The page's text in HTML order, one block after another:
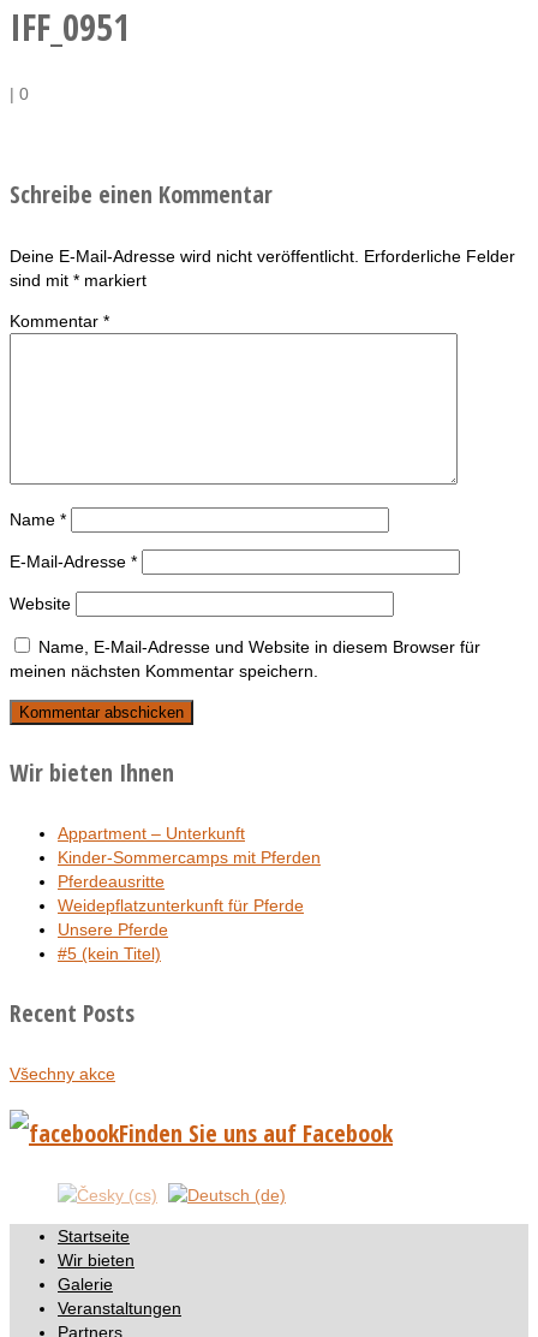
IFF_0951
| 0
Schreibe einen Kommentar
Deine E-Mail-Adresse wird nicht veröffentlicht. Erforderliche Felder
sind mit * markiert
Kommentar *
Name *
E-Mail-Adresse *
Website
Name, E-Mail-Adresse und Website in diesem Browser für
meinen nächsten Kommentar speichern.
Wir bieten Ihnen
Appartment – Unterkunft
Kinder-Sommercamps mit Pferden
Pferdeausritte
Weidepflatzunterkunft für Pferde
Unsere Pferde
#5 (kein Titel)
Recent Posts
Všechny akce
Finden Sie uns auf Facebook
Startseite
Wir bieten
Galerie
Veranstaltungen
Partners